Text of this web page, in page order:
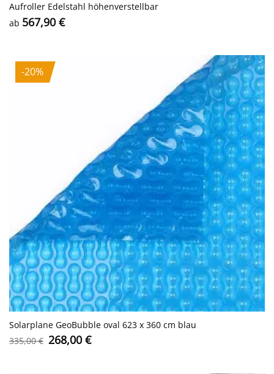
Aufroller Edelstahl höhenverstellbar
ab 567,90 €
-20%
Solarplane GeoBubble oval 623 x 360 cm blau
335,00€ Ursprünglicher
Preis
268,00 €Aktueller